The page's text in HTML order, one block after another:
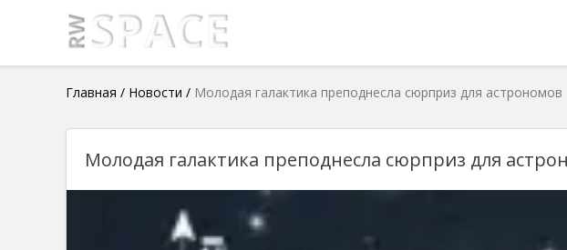
Главная / Новости / Молодая галактика преподнесла сюрприз для астрономов
Молодая галактика преподнесла сюрприз для